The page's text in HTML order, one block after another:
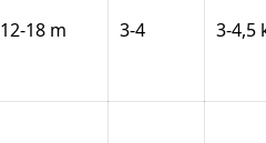
12-18 m 3-4 3-4,5